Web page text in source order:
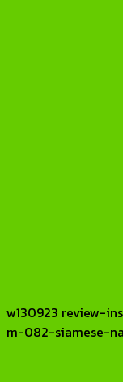
w130923 review-
m-082-siamese-